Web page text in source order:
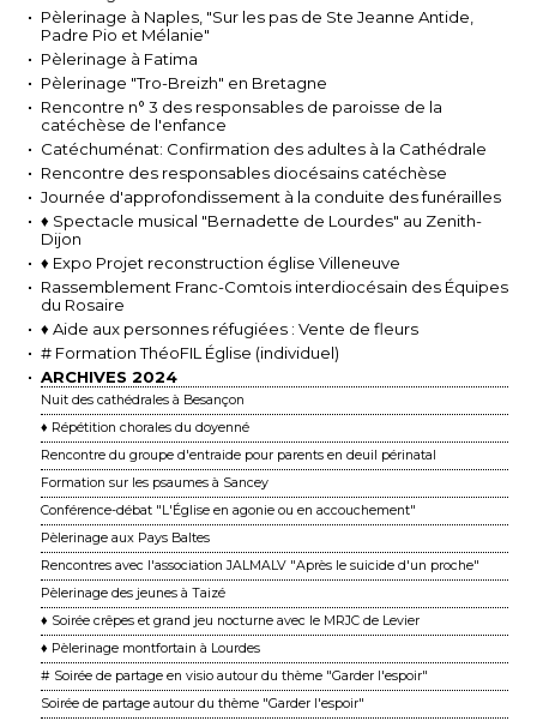
Pèlerinage à Naples, "Sur les pas de Ste Jeanne Antide,
Padre Pio et Mélanie"
Pèlerinage à Fatima
Pèlerinage "Tro-Breizh" en Bretagne
Rencontre n° 3 des responsables de paroisse de la
catéchèse de l'enfance
Catéchuménat: Confirmation des adultes à la Cathédrale
Rencontre des responsables diocésains catéchèse
Journée d'approfondissement à la conduite des funérailles
♦ Spectacle musical "Bernadette de Lourdes" au Zenith-
Dijon
♦ Expo Projet reconstruction église Villeneuve
Rassemblement Franc-Comtois interdiocésain des Équipes
du Rosaire
♦ Aide aux personnes réfugiées : Vente de fleurs
# Formation ThéoFIL Église (individuel)
ARCHIVES 2024
Nuit des cathédrales à Besançon
♦ Répétition chorales du doyenné
Rencontre du groupe d'entraide pour parents en deuil périnatal
Formation sur les psaumes à Sancey
Conférence-débat "L'Église en agonie ou en accouchement"
Pèlerinage aux Pays Baltes
Rencontres avec l'association JALMALV "Après le suicide d'un proche"
Pèlerinage des jeunes à Taizé
♦ Soirée crêpes et grand jeu nocturne avec le MRJC de Levier
♦ Pèlerinage montfortain à Lourdes
# Soirée de partage en visio autour du thème "Garder l'espoir"
Soirée de partage autour du thème "Garder l'espoir"